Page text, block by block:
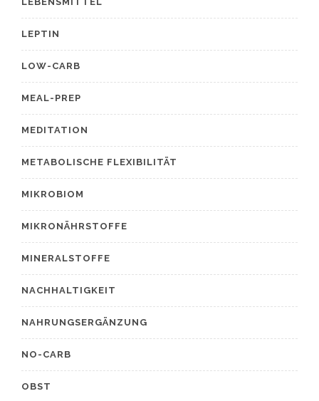
LEPTIN
LOW-CARB
MEAL-PREP
MEDITATION
METABOLISCHE FLEXIBILITÄT
MIKROBIOM
MIKRONÄHRSTOFFE
MINERALSTOFFE
NACHHALTIGKEIT
NAHRUNGSERGÄNZUNG
NO-CARB
OBST